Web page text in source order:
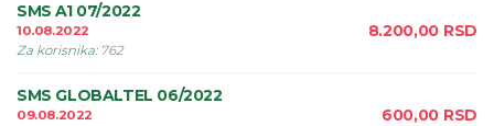
SMS A1 07/2022
10.08.2022
Za korisnika: 762
8.200,00 RSD
SMS GLOBALTEL 06/2022
09.08.2022
600,00 RSD